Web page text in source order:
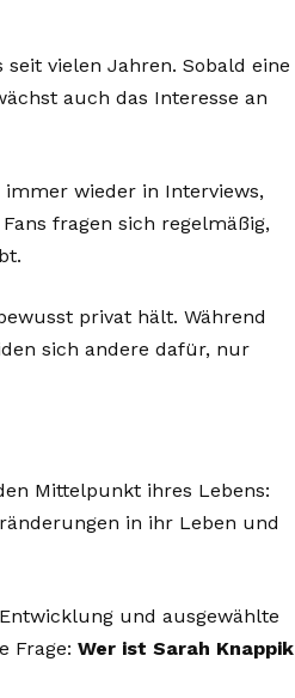
seit vielen Jahren. Sobald eine
auch das Interesse an
immer wieder in Interviews,
fragen sich regelmäßig,
privat hält. Während
sich andere dafür, nur
Mittelpunkt ihres Lebens:
in ihr Leben und
und ausgewählte
Frage: Wer ist Sarah Knappik